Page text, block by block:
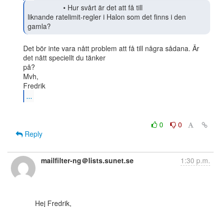
liknande ratelimit-regler i Halon som det finns i den
gamla?
Det bör inte vara nått problem att få till några sådana. Är
det nått speciellt du tänker
på?
Mvh,
...
0
0
Reply
mailfilter-ng＠lists.sunet.se 1:30 p.m.